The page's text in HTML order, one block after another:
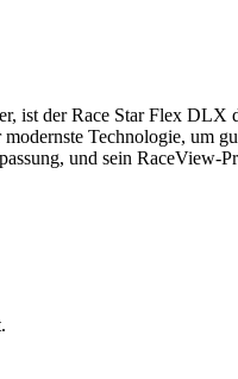
ist der Race Star Flex
Technologie, um
und sein